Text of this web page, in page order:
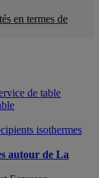
en termes de
de table
isothermes
autour de La